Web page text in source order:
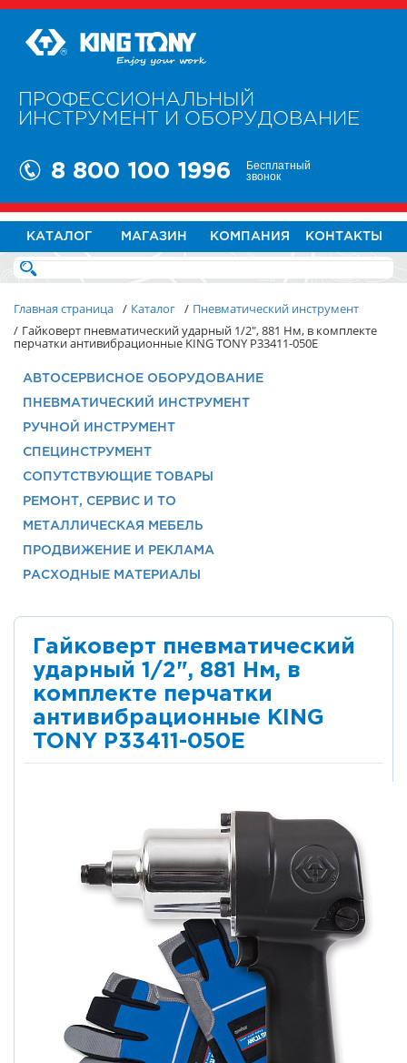
ПРОФЕССИОНАЛЬНЫЙ
ИНСТРУМЕНТ И ОБОРУДОВАНИЕ
8 800 100 1996 Бесплатный
звонок
КАТАЛОГ МАГАЗИН КОМПАНИЯ КОНТАКТЫ
Главная страница / Каталог / Пневматический инструмент
/ Гайковерт пневматический ударный 1/2", 881 Нм, в комплекте
перчатки антивибрационные KING TONY P33411-050E
АВТОСЕРВИСНОЕ ОБОРУДОВАНИЕ
ПНЕВМАТИЧЕСКИЙ ИНСТРУМЕНТ
РУЧНОЙ ИНСТРУМЕНТ
СПЕЦИНСТРУМЕНТ
СОПУТСТВУЮЩИЕ ТОВАРЫ
РЕМОНТ, СЕРВИС И ТО
МЕТАЛЛИЧЕСКАЯ МЕБЕЛЬ
ПРОДВИЖЕНИЕ И РЕКЛАМА
РАСХОДНЫЕ МАТЕРИАЛЫ
Гайковерт пневматический
ударный 1/2", 881 Нм, в
комплекте перчатки
антивибрационные KING
TONY P33411-050E